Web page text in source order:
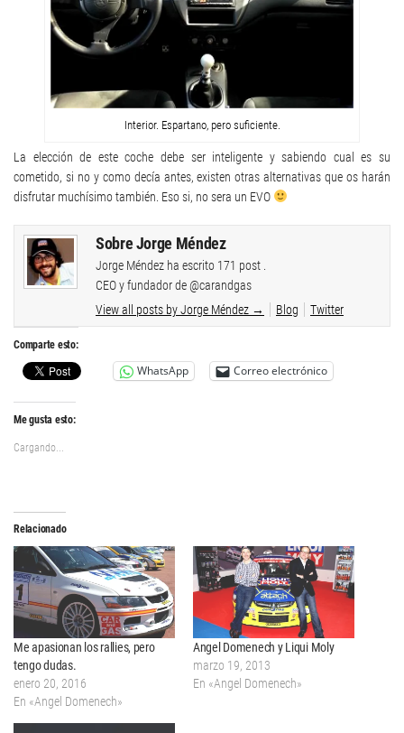
Interior. Espartano, pero suficiente.
La elección de este coche debe ser inteligente y sabiendo cual es su
cometido, si no y como decía antes, existen otras alternativas que os harán
disfrutar muchísimo también. Eso si, no sera un EVO
Sobre Jorge Méndez
Jorge Méndez ha escrito 171 post .
CEO y fundador de @carandgas
View all posts by Jorge Méndez → Blog Twitter
Comparte esto:
WhatsApp Correo electrónico
Me gusta esto:
Cargando...
Relacionado
Me apasionan los rallies, pero
tengo dudas.
enero 20, 2016
En «Angel Domenech»
Angel Domenech y Liqui Moly
marzo 19, 2013
En «Angel Domenech»